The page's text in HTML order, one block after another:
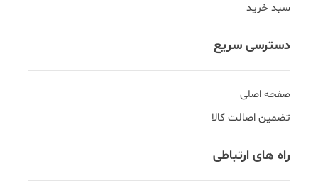
سبد خرید
دسترسی سریع
صفحه اصلی
تضمین اصالت کالا
راه های ارتباطی